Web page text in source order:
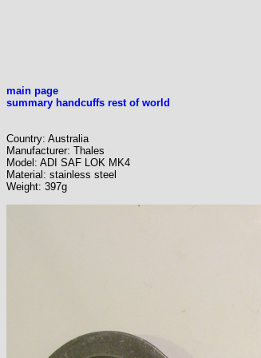
main page
summary handcuffs rest of world
Country: Australia
Manufacturer: Thales
Model: ADI SAF LOK MK4
Material: stainless steel
Weight: 397g